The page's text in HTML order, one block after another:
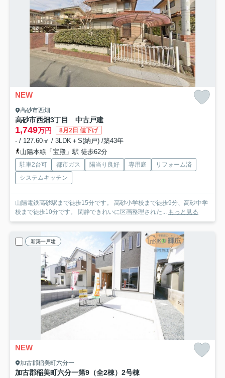
NEW
高砂市西畑
高砂市西畑3丁目 中古戸建
1,749万円 8月2日 値下げ
- / 127.60㎡ / 3LDK＋S(納戸) /築43年
山陽本線「宝殿」駅 徒歩62分
駐車2台可 都市ガス 陽当り良好 専用庭
リフォーム済
システムキッチン
山陽電鉄高砂駅まで徒歩15分です。 高砂小学校まで徒歩9分、高砂中学
校まで徒歩10分です。 閑静できれいに区画整理された... もっと見る
新築一戸建
NEW
加古郡稲美町六分一
加古郡稲美町六分一第9（全2棟）2号棟